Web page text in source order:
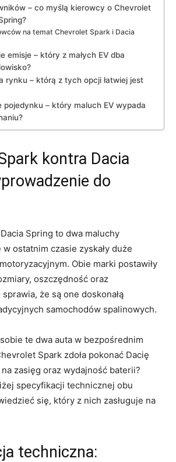
– co myślą kierowcy⁤ o Chevrolet
na temat⁤ Chevrolet⁢ Spark i Dacia
emisje – który z małych EV dba
rynku – ⁤którą‍ z tych⁣ opcji‍ łatwiej jest
pojedynku – który maluch⁤ EV wypada
kontra Dacia
do
Spring‌ to⁢ dwa maluchy
ostatnim czasie‍ zyskały duże
Obie marki postawiły
oszczędność ​oraz
że są one⁢ doskonałą⁤
samochodów spalinowych.
te dwa auta w bezpośrednim
Spark zdoła pokonać Dacię‍
zasięg ⁣oraz wydajność‍ baterii?
specyfikacji⁤ technicznej obu‌
​się, który z‍ nich ⁣zasługuje na
techniczna: